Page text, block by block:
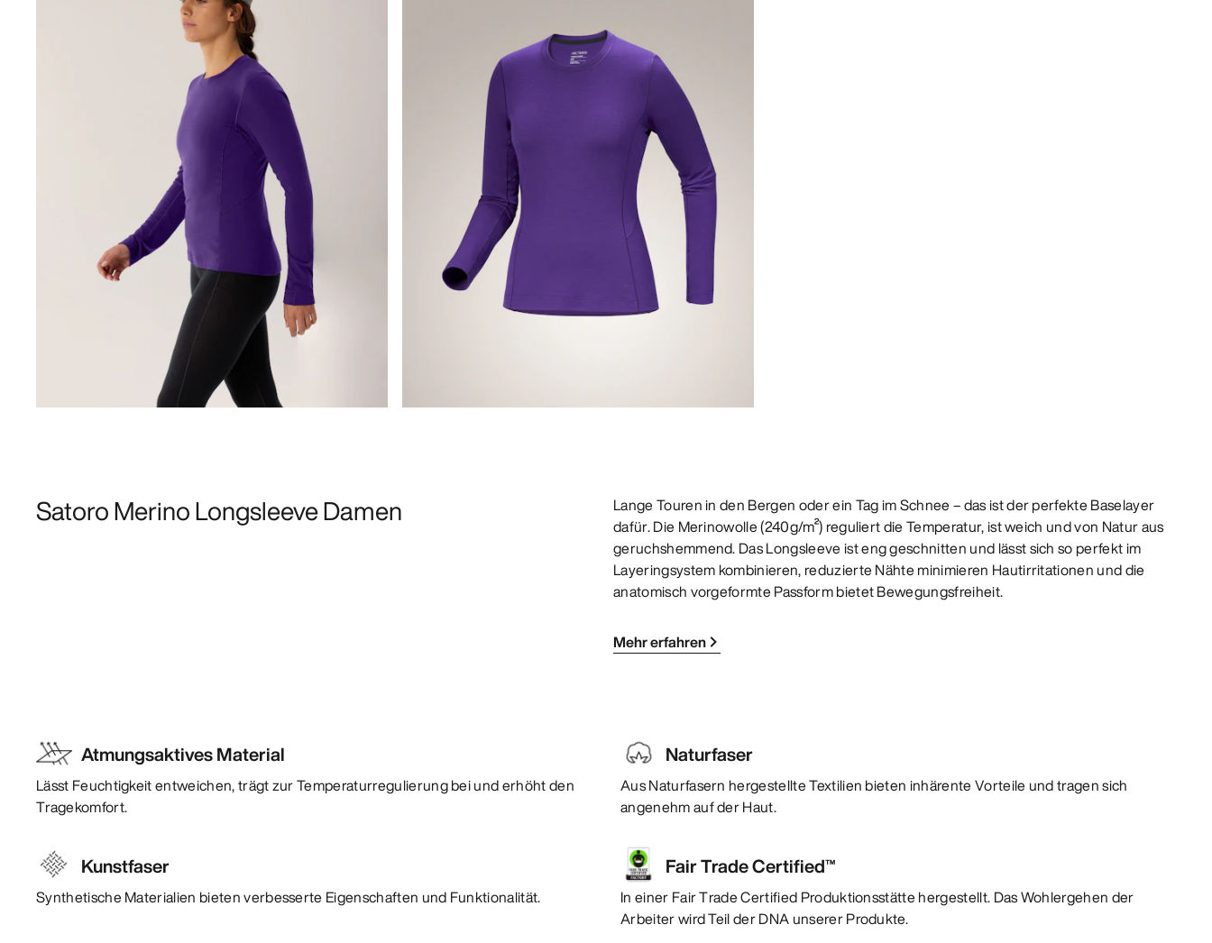
Satoro Merino Longsleeve Damen
Lange Touren in den Bergen oder ein Tag im Schnee – das ist der perfekte Baselayer
dafür. Die Merinowolle (240g/m²) reguliert die Temperatur, ist weich und von Natur aus
geruchshemmend. Das Longsleeve ist eng geschnitten und lässt sich so perfekt im
Layeringsystem kombinieren, reduzierte Nähte minimieren Hautirritationen und die
anatomisch vorgeformte Passform bietet Bewegungsfreiheit.
Mehr erfahren
Atmungsaktives Material
Lässt Feuchtigkeit entweichen, trägt zur Temperaturregulierung bei und erhöht den
Tragekomfort.
Naturfaser
Aus Naturfasern hergestellte Textilien bieten inhärente Vorteile und tragen sich
angenehm auf der Haut.
Kunstfaser
Synthetische Materialien bieten verbesserte Eigenschaften und Funktionalität.
Fair Trade Certified™
In einer Fair Trade Certified Produktionsstätte hergestellt. Das Wohlergehen der
Arbeiter wird Teil der DNA unserer Produkte.